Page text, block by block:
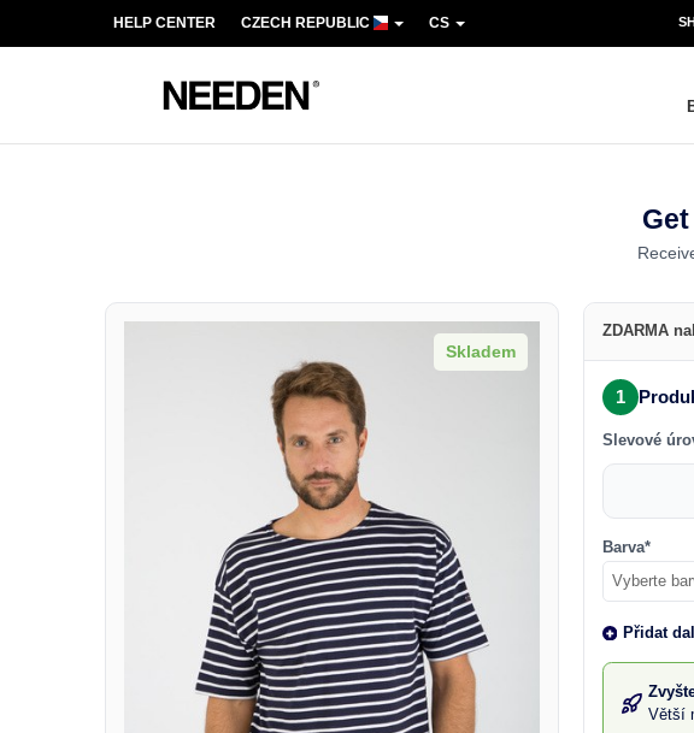
HELP CENTER CZECH REPUBLIC CS
Skladem
ZDARMA
1
Slevové
Barva*
Vyberte
Přidat
Větší